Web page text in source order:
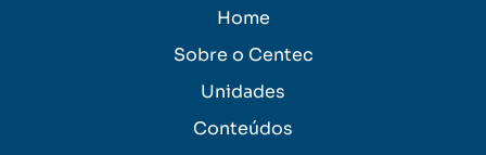
Home
Sobre o Centec
Unidades
Conteúdos